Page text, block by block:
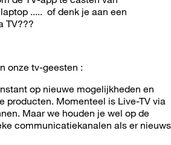
..... of denk je aan een
TV???
onze tv-geesten :
op nieuwe mogelijkheden en
producten. Momenteel is Live-TV via
Maar we houden je wel op de
communicatiekanalen als er nieuws